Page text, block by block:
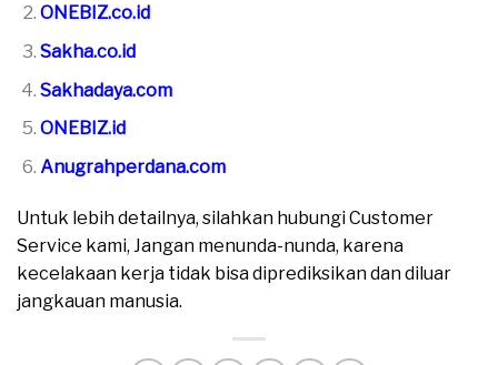
ONEBIZ.co.id
Sakha.co.id
Sakhadaya.com
ONEBIZ.id
Anugrahperdana.com
Untuk lebih detailnya, silahkan hubungi Customer
Service kami, Jangan menunda-nunda, karena
kecelakaan kerja tidak bisa diprediksikan dan diluar
jangkauan manusia.